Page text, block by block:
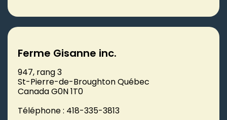
Ferme Gisanne inc.
947, rang 3
St-Pierre-de-Broughton Québec
Canada G0N 1T0
Téléphone : 418-335-3813